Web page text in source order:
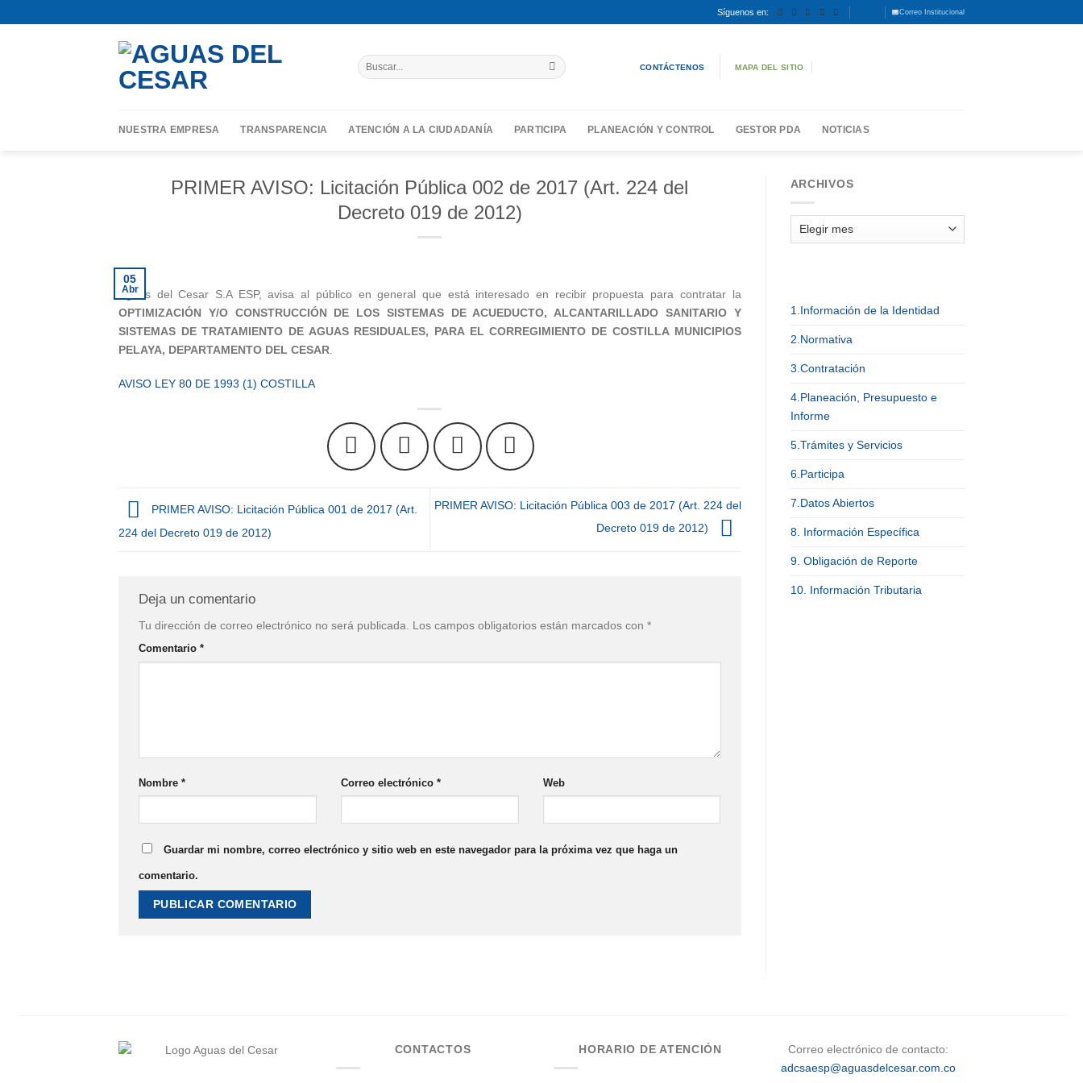
to
Síguenos en: Correo Institucional
Buscar
por:
CONTÁCTENOS MAPA DEL SITIO
NUESTRA EMPRESA TRANSPARENCIA ATENCIÓN A LA CIUDADANÍA PARTICIPA PLANEACIÓN Y CONTROL GESTOR PDA NOTICIAS
PRIMER AVISO: Licitación Pública 002 de 2017 (Art. 224 del
Decreto 019 de 2012)
05
Abr
Aguas del Cesar S.A ESP, avisa al público en general que está interesado en recibir propuesta para contratar la
OPTIMIZACIÓN Y/O CONSTRUCCIÓN DE LOS SISTEMAS DE ACUEDUCTO, ALCANTARILLADO SANITARIO Y
SISTEMAS DE TRATAMIENTO DE AGUAS RESIDUALES, PARA EL CORREGIMIENTO DE COSTILLA MUNICIPIOS
PELAYA, DEPARTAMENTO DEL CESAR
AVISO LEY 80 DE 1993 (1) COSTILLA
PRIMER AVISO: Licitación Pública 001 de 2017 (Art.
224 del Decreto 019 de 2012)
PRIMER AVISO: Licitación Pública 003 de 2017 (Art. 224 del
Decreto 019 de 2012)
Deja un comentario
Tu dirección de correo electrónico no será publicada. Los campos obligatorios están marcados con *
Comentario *
Nombre * Correo electrónico * Web
Guardar mi nombre, correo electrónico y sitio web en este navegador para la próxima vez que haga un
comentario.
ARCHIVOS
1.Información de la Identidad
2.Normativa
3.Contratación
4.Planeación, Presupuesto e
Informe
5.Trámites y Servicios
6.Participa
7.Datos Abiertos
8. Información Específica
9. Obligación de Reporte
10. Información Tributaria
CONTACTOS HORARIO DE ATENCIÓN
Correo electrónico de contacto:
adcsaesp@aguasdelcesar.com.co